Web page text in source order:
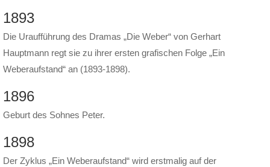
1893
Die Uraufführung des Dramas „Die Weber“ von Gerhart
Hauptmann regt sie zu ihrer ersten grafischen Folge „Ein
Weberaufstand“ an (1893-1898).
1896
Geburt des Sohnes Peter.
1898
Der Zyklus „Ein Weberaufstand“ wird erstmalig auf der